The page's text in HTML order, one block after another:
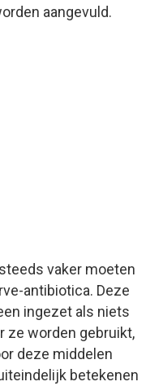
aangevuld.
vaker moeten
antibiotica. Deze
ingezet als niets
ze worden gebruikt,
deze middelen
betekenen